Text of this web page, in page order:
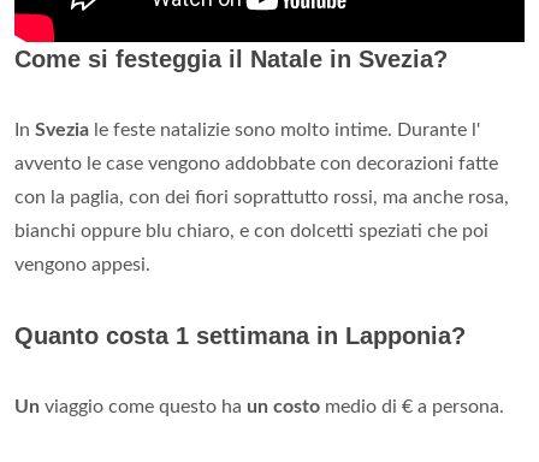
Come si festeggia il Natale in Svezia?
In Svezia le feste natalizie sono molto intime. Durante l'
avvento le case vengono addobbate con decorazioni fatte
con la paglia, con dei fiori soprattutto rossi, ma anche rosa,
bianchi oppure blu chiaro, e con dolcetti speziati che poi
vengono appesi.
Quanto costa 1 settimana in Lapponia?
Un viaggio come questo ha un costo medio di € a persona.